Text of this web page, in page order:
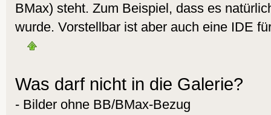
BMax) steht. Zum Beispiel, dass es
wurde. Vorstellbar ist aber auch eine IDE
Was darf nicht in die Galerie?
- Bilder ohne BB/BMax-Bezug